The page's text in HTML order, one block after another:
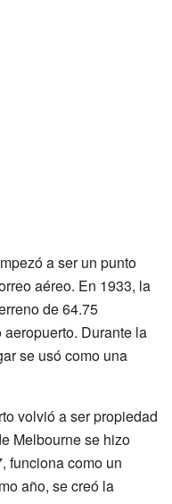
a ser un punto
aéreo. En 1933, la
de 64.75
Durante la
se usó como una
volvió a ser propiedad
Melbourne se hizo
funciona como un
año, se creó la